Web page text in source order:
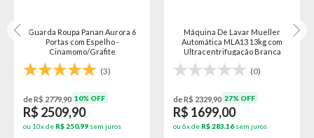
Guarda Roupa Panan Aurora 6
Portas com Espelho -
Cinamomo/Grafite
(3)
de R$ 2779,90 10% OFF
R$ 2509,90
ou 10x de R$ 250,99 sem juros
Máquina De Lavar Mueller
Automática MLA13 13kg com
Ultracentrifugação Branca
(0)
de R$ 2329,90 27% OFF
R$ 1699,00
ou 6x de R$ 283,16sem juros